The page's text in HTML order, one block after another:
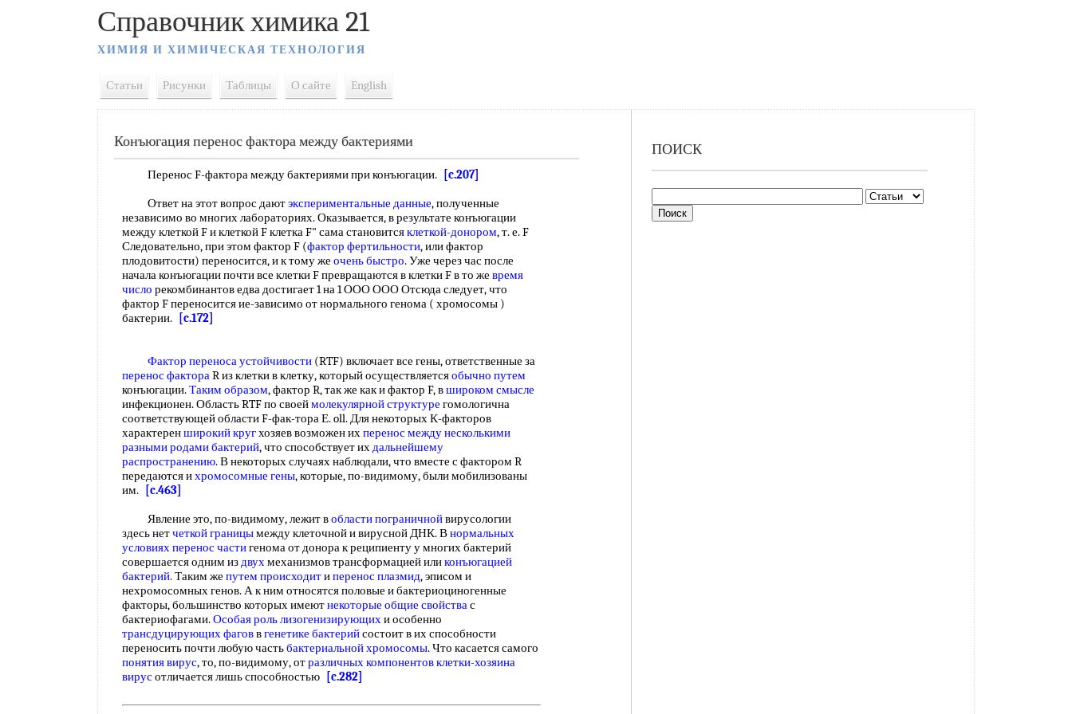
Справочник химика 21
ХИМИЯ И ХИМИЧЕСКАЯ ТЕХНОЛОГИЯ
Статьи Рисунки Таблицы О сайте English
Конъюгация перенос фактора между бактериями
Перенос F-фактора между бактериями при конъюгации.
[c.207]
Ответ на этот вопрос даютэкспериментальные данные, полученные
независимо во многих лабораториях. Оказывается, в результате конъюгации
между клеткой F и клеткой F клетка F" сама становитсяклеткой-донором, т. е. F
Следовательно, при этом фактор F (фактор фертильности, или фактор
плодовитости) переносится, и к тому же очень быстро. Уже через час после
начала конъюгации почти все клетки F превращаются в клетки F в то же время
число рекомбинантов едва достигает 1 на 1 ООО ООО Отсюда следует, что
фактор F переносится ие-зависимо от нормального генома ( хромосомы )
бактерии.
[c.172]
Фактор переноса устойчивости (RTF) включает все гены, ответственные за
перенос фактораR из клетки в клетку, который осуществляетсяобычно путем
конъюгации.Таким образом, фактор R, так же как и фактор F, вшироком смысле
инфекционен. Область RTF по своеймолекулярной структуре гомологична
соответствующей области F-фак-тора Е. oll. Для некоторых К-факторов
характеренширокий кругхозяев возможен ихперенос междунесколькими
разнымиродами бактерий, что способствует ихдальнейшему
распространению. В некоторых случаях наблюдали, что вместе с фактором R
передаются ихромосомные гены, которые, по-видимому, были мобилизованы
им.
[c.463]
Явление это, по-видимому, лежит вобласти пограничнойвирусологии
здесь нетчеткой границымежду клеточной и вирусной ДНК. Внормальных
условияхперенос частигенома от донора к реципиенту у многих бактерий
совершается одним издвухмеханизмов трансформацией иликонъюгацией
бактерий. Таким же путем происходитиперенос плазмид, эписом и
нехромосомных генов. А к ним относятся половые и бактериоциногенные
факторы, большинство которых имеютнекоторые общие свойствас
бактериофагами.Особая рольлизогенизирующихи особенно
трансдуцирующих фаговвгенетике бактерийсостоит в их способности
переносить почти любую частьбактериальной хромосомы. Что касается самого
понятия вирус, то, по-видимому, отразличных компонентовклетки-хозяина
вирусотличается лишь способностью [c.282]
ПОИСК